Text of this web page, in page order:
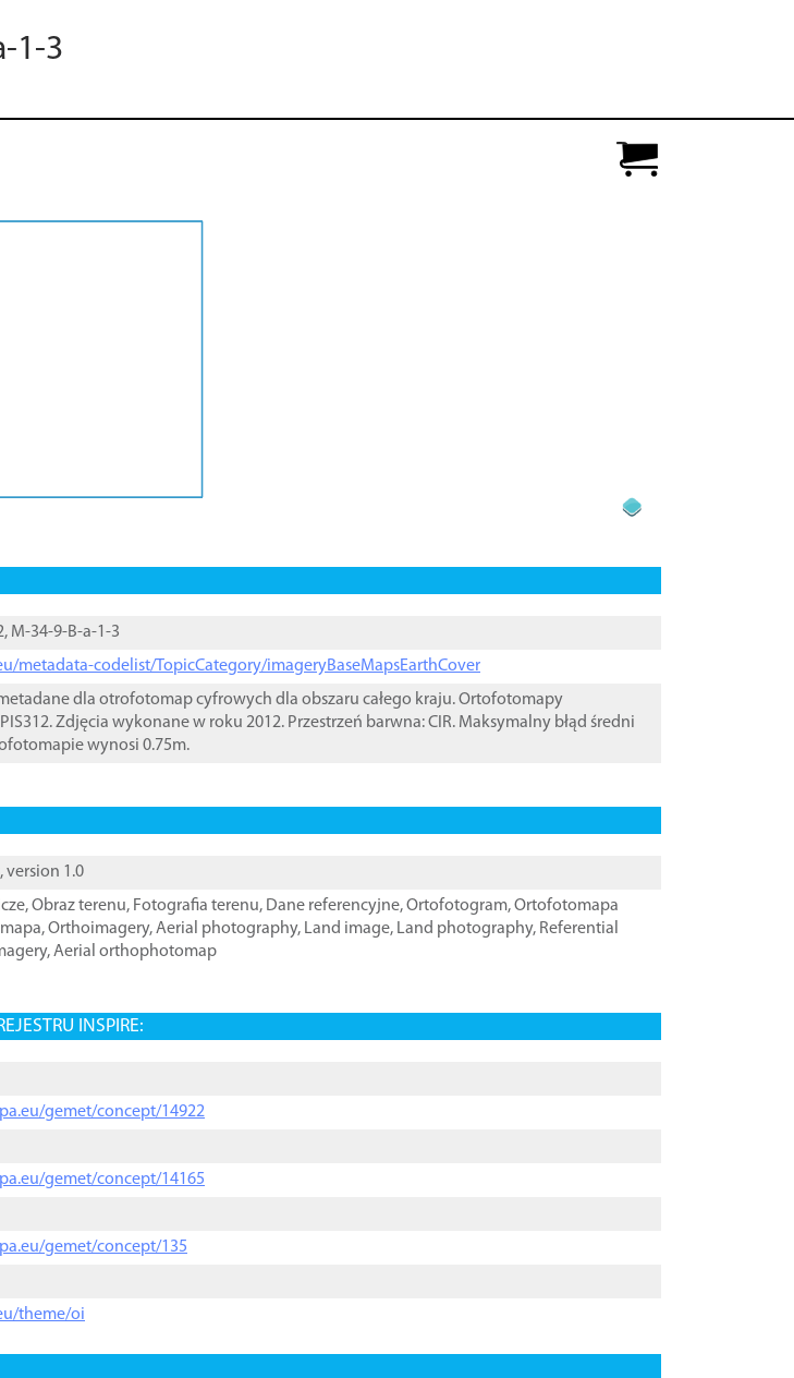
1-3
M-34-9-B-a-1-3
metadata-codelist/TopicCategory/imageryBaseMapsEarthCover
dla otrofotomap cyfrowych dla obszaru całego kraju. Ortofotomapy
Zdjęcia wykonane w roku 2012. Przestrzeń barwna: CIR. Maksymalny błąd średni
wynosi 0.75m.
version 1.0
,Obraz terenu, Fotografia terenu, Dane referencyjne,Ortofotogram,Ortofotomapa
,Orthoimagery,Aerial photography, Land image, Land photography, Referential
,Aerial orthophotomap
INSPIRE:
gemet/concept/14922
gemet/concept/14165
gemet/concept/135
theme/oi